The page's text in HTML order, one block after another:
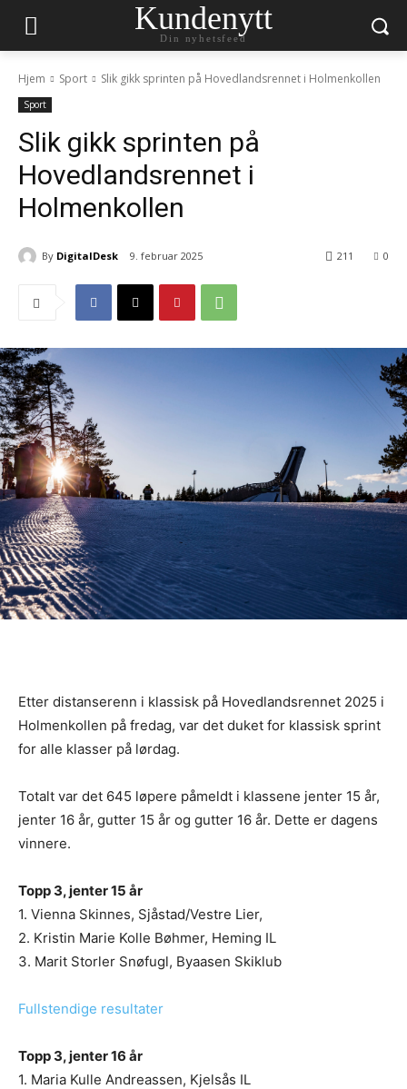
Kundenytt
Din nyhetsfeed
Hjem Sport Slik gikk sprinten på Hovedlandsrennet i Holmenkollen
Sport
Slik gikk sprinten på
Hovedlandsrennet i
Holmenkollen
By DigitalDesk 9. februar 2025 0
211
Etter distanserenn i klassisk på Hovedlandsrennet 2025 i
Holmenkollen på fredag, var det duket for klassisk sprint
for alle klasser på lørdag.
Totalt var det 645 løpere påmeldt i klassene jenter 15 år,
jenter 16 år, gutter 15 år og gutter 16 år. Dette er dagens
vinnere.
Topp 3, jenter 15 år
1. Vienna Skinnes, Sjåstad/Vestre Lier,
2. Kristin Marie Kolle Bøhmer, Heming IL
3. Marit Storler Snøfugl, Byaasen Skiklub
Fullstendige resultater
Topp 3, jenter 16 år
1. Maria Kulle Andreassen, Kjelsås IL